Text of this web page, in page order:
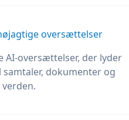
oversættelser
AI-oversættelser, der lyder
dokumenter og